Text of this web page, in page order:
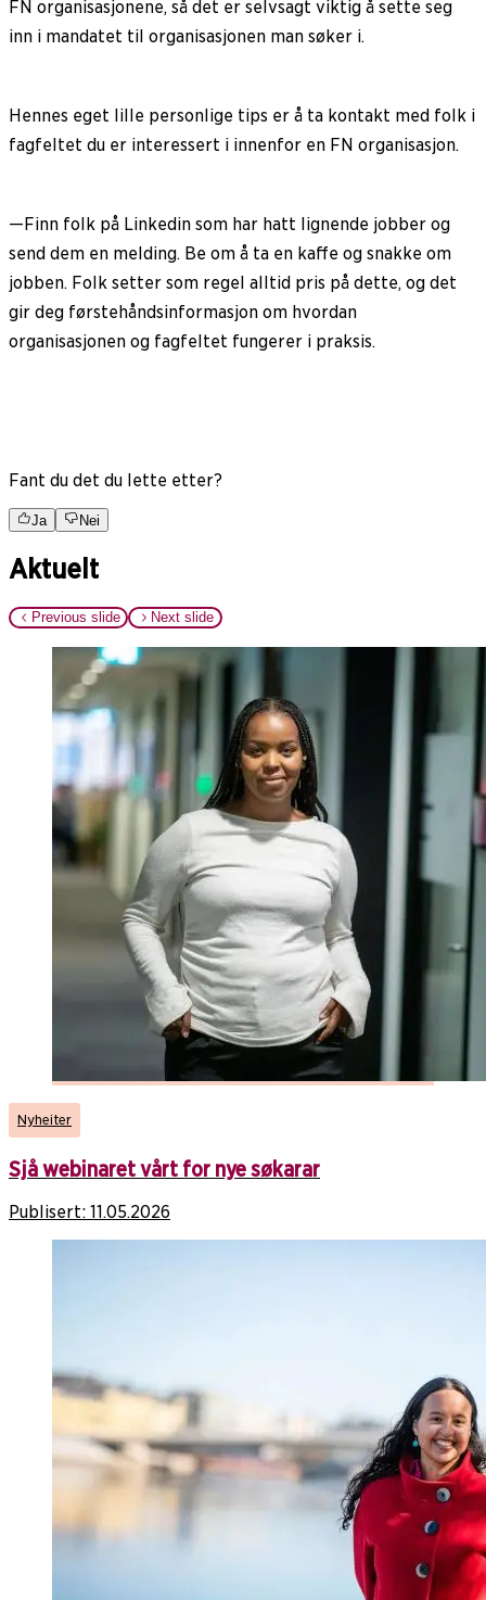
FN organisasjonene, så det er selvsagt viktig å sette seg
inn i mandatet til organisasjonen man søker i.
Hennes eget lille personlige tips er å ta kontakt med folk i
fagfeltet du er interessert i innenfor en FN organisasjon.
—Finn folk på Linkedin som har hatt lignende jobber og
send dem en melding. Be om å ta en kaffe og snakke om
jobben. Folk setter som regel alltid pris på dette, og det
gir deg førstehåndsinformasjon om hvordan
organisasjonen og fagfeltet fungerer i praksis.
Fant du det du lette etter?
Ja Nei
Aktuelt
Previous slide Next slide
Nyheiter
Sjå webinaret vårt for nye søkarar
Publisert: 11.05.2026